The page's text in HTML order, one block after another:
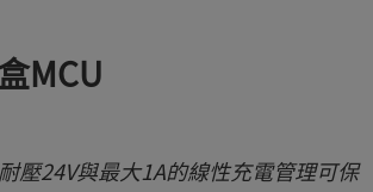
MCU
壓24V與最大1A的線性充電管理可保